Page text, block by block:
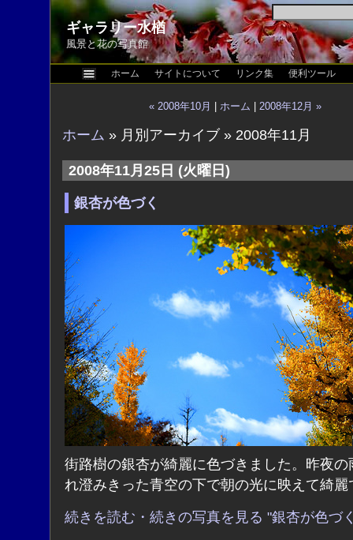
ギャラリー水楢
風景と花の写真館
ホーム サイトについて リンク集 便利ツール
« 2008年10月 ホーム 2008年12月 »
ホーム » 月別アーカイブ » 2008年11月
2008年11月25日 (火曜日)
銀杏が色づく
街路樹の銀杏が綺麗に色づきました。昨夜の
れ澄みきった青空の下で朝の光に映えて綺麗
続きを読む・続きの写真を見る "銀杏が色づ